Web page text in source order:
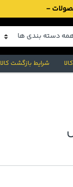
شرایط بازگشت کالا